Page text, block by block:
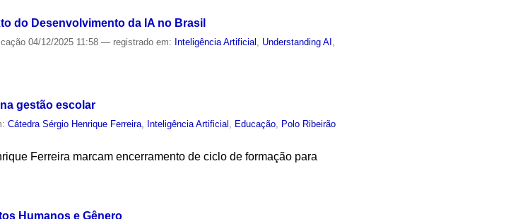
do Desenvolvimento da IA no Brasil
04/12/2025 11:58— registrado em: Inteligência Artificial Understanding AI
gestão escolar
Cátedra Sérgio Henrique Ferreira Inteligência Artificial Educação Polo Ribeirão
Ferreira marcam encerramento de ciclo de formação para
Humanos e Gênero